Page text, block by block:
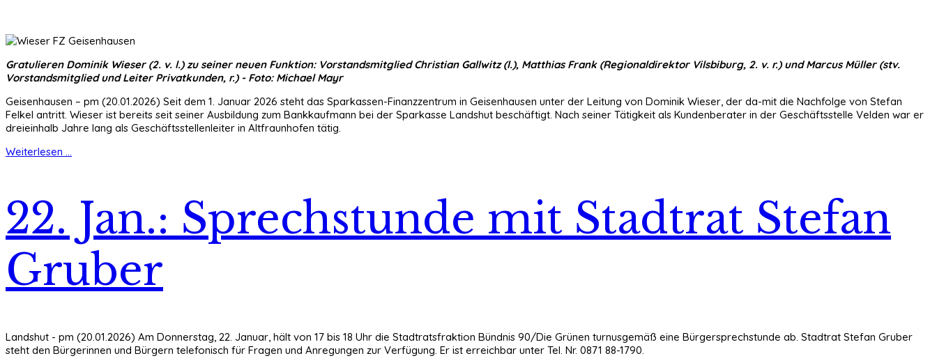
Gratulieren Dominik Wieser (2. v. l.) zu seiner neuen Funktion: Vorstandsmitglied Christian Gallwitz (l.), Matthias Frank (Regionaldirektor Vilsbiburg, 2. v. r.) und Marcus Müller (stv.
Vorstandsmitglied und Leiter Privatkunden, r.) - Foto: Michael Mayr
Geisenhausen – pm (20.01.2026) Seit dem 1. Januar 2026 steht das Sparkassen-Finanzzentrum in Geisenhausen unter der Leitung von Dominik Wieser, der da-mit die Nachfolge von Stefan
Felkel antritt. Wieser ist bereits seit seiner Ausbildung zum Bankkaufmann bei der Sparkasse Landshut beschäftigt. Nach seiner Tätigkeit als Kundenberater in der Geschäftsstelle Velden war er
dreieinhalb Jahre lang als Geschäftsstellenleiter in Altfraunhofen tätig.
Weiterlesen ...
22. Jan.: Sprechstunde mit Stadtrat Stefan
Gruber
Landshut - pm (20.01.2026) Am Donnerstag, 22. Januar, hält von 17 bis 18 Uhr die Stadtratsfraktion Bündnis 90/Die Grünen turnusgemäß eine Bürgersprechstunde ab. Stadtrat Stefan Gruber
steht den Bürgerinnen und Bürgern telefonisch für Fragen und Anregungen zur Verfügung. Er ist erreichbar unter Tel. Nr. 0871 88-1790.